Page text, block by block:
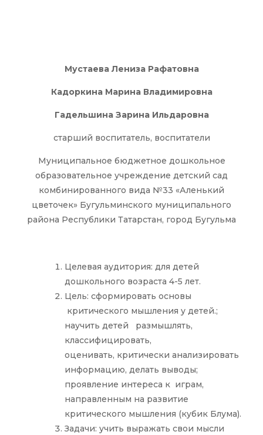
Мустаева Лениза Рафатовна
Кадоркина Марина Владимировна
Гадельшина Зарина Ильдаровна
старший воспитатель, воспитатели
Муниципальное бюджетное дошкольное
образовательное учреждение детский сад
комбинированного вида №33 «Аленький
цветочек» Бугульминского муниципального
района Республики Татарстан, город Бугульма
Целевая аудитория: для детей
дошкольного возраста 4-5 лет.
Цель: сформировать основы
критического мышления у детей.;
научить детей размышлять,
классифицировать,
оценивать, критически анализировать
информацию, делать выводы;
проявление интереса к играм,
направленным на развитие
критического мышления (кубик Блума).
Задачи: учить выражать свои мысли